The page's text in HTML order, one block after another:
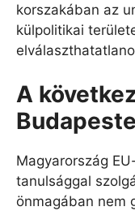
korszakában az
külpolitikai
A
Magyarország
tanulsággal
önmagában nem